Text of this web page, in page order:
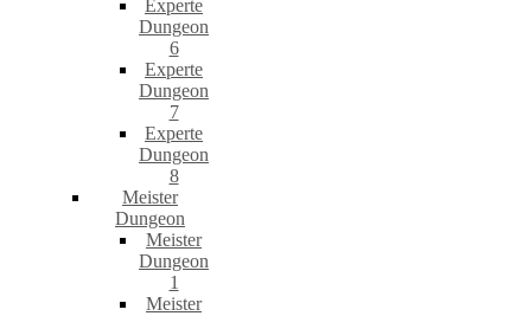
Experte
Dungeon
6
Experte
Dungeon
7
Experte
Dungeon
8
Meister
Dungeon
Meister
Dungeon
1
Meister